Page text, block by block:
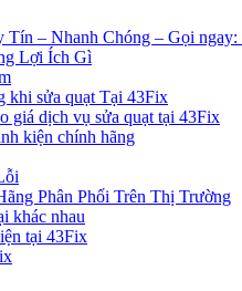
– Nhanh Chóng – Gọi ngay:
Lợi Ích Gì
khi sửa quạt Tại 43Fix
giá dịch vụ sửa quạt tại 43Fix
kiện chính hãng
Phân Phối Trên Thị Trường
khác nhau
tại 43Fix